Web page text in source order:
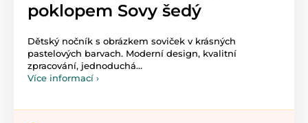
poklopem Sovy šedý
Dětský nočník s obrázkem soviček v krásných
pastelových barvach. Moderní design, kvalitní
zpracování, jednoduchá...
Více informací ›